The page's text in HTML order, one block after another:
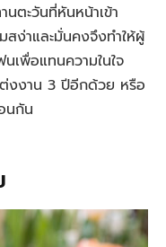
ตะวันที่หันหน้าเข้า
ง่าและมั่นคงจึงทำให้ผู้
เพื่อแทนความในใจ
ต่งงาน 3 ปีอีกด้วย หรือ
นกัน